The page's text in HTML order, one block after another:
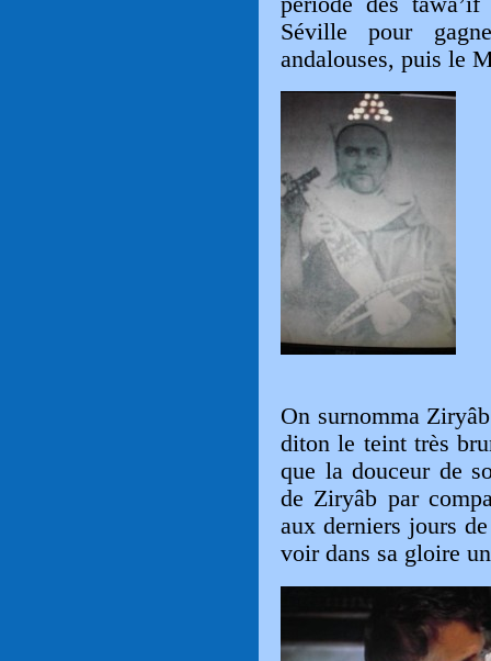
Séville pour
andalouses, puis le
On surnomma
diton le teint très
que ladouceur de
de Ziryâb par
aux derniers jours
voir dans sa gloire